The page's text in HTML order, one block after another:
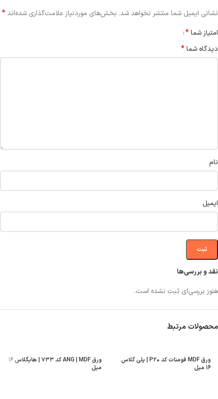
نقد و بررسی‌ها
هنوز بررسی‌ای ثبت نشده است.
نشانی ایمیل شما منتشر نخواهد شد. بخش‌های موردنیاز علامت‌گذاری شده‌اند*
امتیاز شما*
دیدگاه شما*
نام
ایمیل
محصولات مرتبط
ورق MDF فومنات کد P۲۰ | پلی گلاس
۱۶ میل
ورق ANG | MDF کد ۷۳۳ | هایگلاس ۱۶
میل